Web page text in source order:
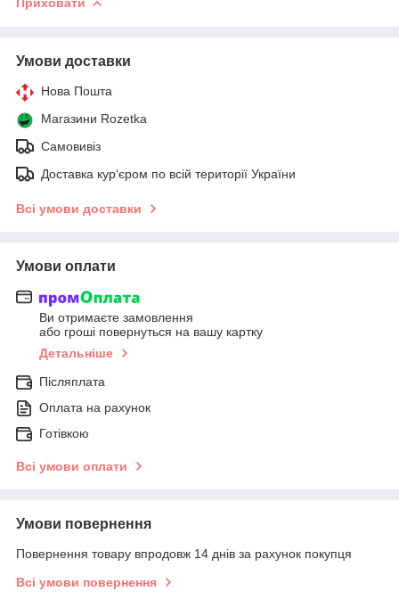
Умови доставки
Нова Пошта
Магазини Rozetka
Самовивіз
Доставка кур’єром по всій території України
Всі умови доставки
Умови оплати
Ви отримаєте замовлення
або гроші повернуться на вашу картку
Детальніше
Післяплата
Оплата на рахунок
Готівкою
Всі умови оплати
Умови повернення
Повернення товару впродовж 14 днів за рахунок покупця
Всі умови повернення